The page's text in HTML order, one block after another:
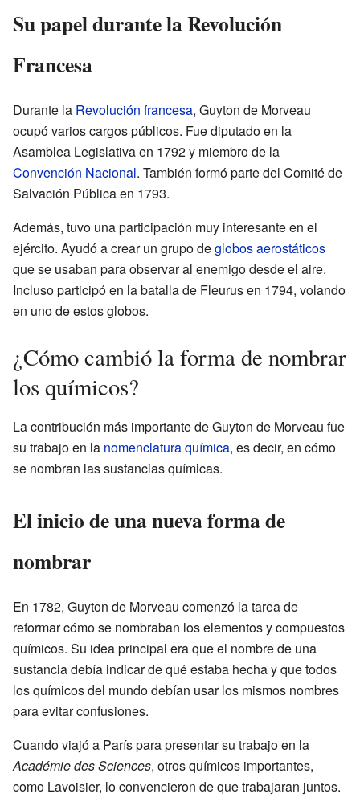
Su papel durante la Revolución
Francesa
Durante la Revolución francesa, Guyton de Morveau
ocupó varios cargos públicos. Fue diputado en la
Asamblea Legislativa en 1792 y miembro de la
Convención Nacional. También formó parte del Comité de
Salvación Pública en 1793.
Además, tuvo una participación muy interesante en el
ejército. Ayudó a crear un grupo deglobos aerostáticos
que se usaban para observar al enemigo desde el aire.
Incluso participó en la batalla de Fleurus en 1794, volando
en uno de estos globos.
¿Cómo cambió la forma de nombrar
los químicos?
La contribución más importante de Guyton de Morveau fue
su trabajo en la nomenclatura química, es decir, en cómo
se nombran las sustancias químicas.
El inicio de una nueva forma de
nombrar
En 1782, Guyton de Morveau comenzó la tarea de
reformar cómo se nombraban los elementos y compuestos
químicos. Su idea principal era que el nombre de una
sustancia debía indicar de qué estaba hecha y que todos
los químicos del mundo debían usar los mismos nombres
para evitar confusiones.
Cuando viajó a París para presentar su trabajo en la
Académie des Sciences, otros químicos importantes,
como Lavoisier, lo convencieron de que trabajaran juntos.